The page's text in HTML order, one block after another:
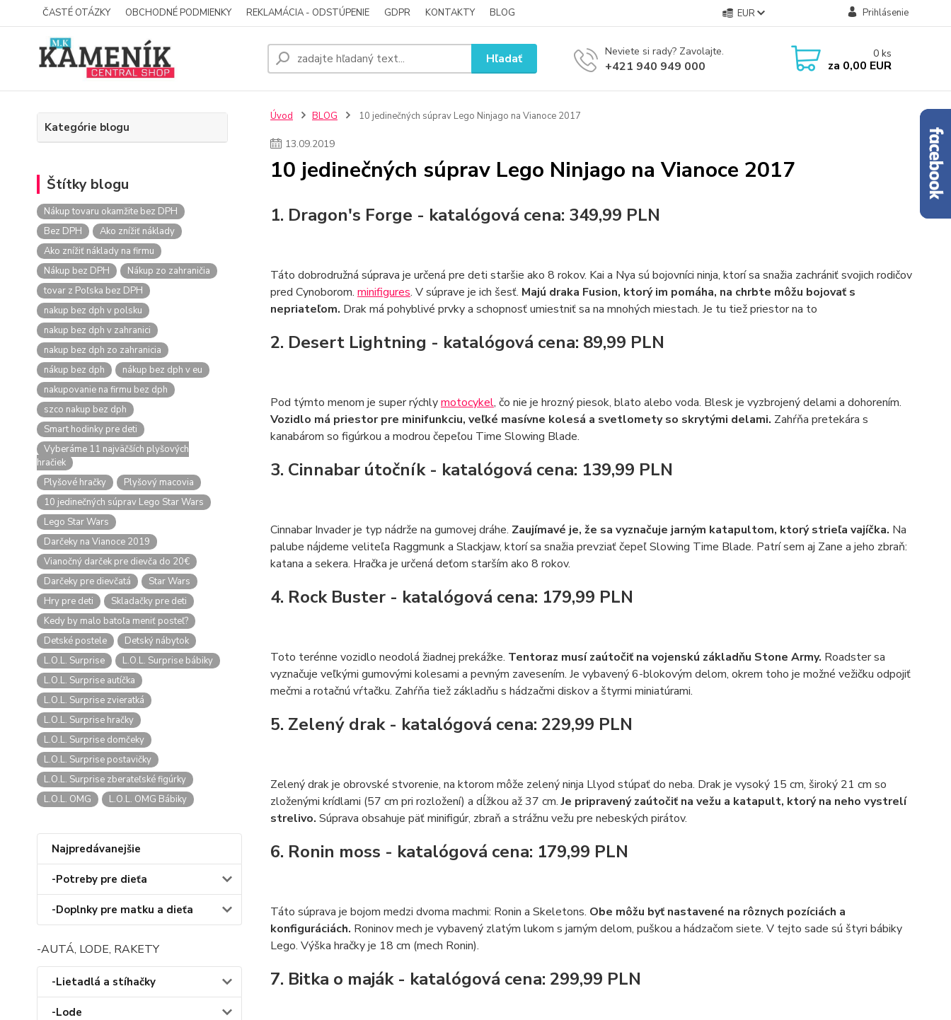
ČASTÉ OTÁZKY OBCHODNÉ PODMIENKY REKLAMÁCIA - ODSTÚPENIE GDPR KONTAKTY BLOG EUR Prihlásenie
Hľadať Neviete si rady? Zavolajte.
+421 940 949 000
0 ks
za 0,00 EUR
Kategórie blogu
Štítky blogu
Nákup tovaru okamžite bez DPH
Bez DPH
Ako znížiť náklady
Ako znížiť náklady na firmu
Nákup bez DPH
Nákup zo zahraničia
tovar z Poľska bez DPH
nakup bez dph v polsku
nakup bez dph v zahranici
nakup bez dph zo zahranicia
nákup bez dph
nákup bez dph v eu
nakupovanie na firmu bez dph
szco nakup bez dph
Smart hodinky pre deti
Vyberáme 11 najväčších plyšových
hračiek
Plyšové hračky
Plyšový macovia
10 jedinečných súprav Lego Star Wars
Lego Star Wars
Darčeky na Vianoce 2019
Vianočný darček pre dievča do 20€
Darčeky pre dievčatá
Star Wars
Hry pre deti
Skladačky pre deti
Kedy by malo batoľa meniť posteľ?
Detské postele
Detský nábytok
L.O.L. Surprise
L.O.L. Surprise bábiky
L.O.L. Surprise autíčka
L.O.L. Surprise zvieratká
L.O.L. Surprise hračky
L.O.L. Surprise domčeky
L.O.L. Surprise postavičky
L.O.L. Surprise zberateľské figúrky
L.O.L. OMG
L.O.L. OMG Bábiky
Najpredávanejšie
-Potreby pre dieťa
-Doplnky pre matku a dieťa
-AUTÁ, LODE, RAKETY
-Lietadlá a stíhačky
-Lode
Úvod BLOG 10 jedinečných súprav Lego Ninjago na Vianoce 2017
13.09.2019
10 jedinečných súprav Lego Ninjago na Vianoce 2017
1. Dragon's Forge - katalógová cena: 349,99 PLN
Táto dobrodružná súprava je určená pre deti staršie ako 8 rokov. Kai a Nya sú bojovníci ninja, ktorí sa snažia zachrániť svojich rodičov
pred Cynoborom. minifigures. V súprave je ich šesť. Majú draka Fusion, ktorý im pomáha, na chrbte môžu bojovať s
nepriateľom. Drak má pohyblivé prvky a schopnosť umiestniť sa na mnohých miestach. Je tu tiež priestor na to
2. Desert Lightning - katalógová cena: 89,99 PLN
Pod týmto menom je super rýchlymotocykel, čo nie je hrozný piesok, blato alebo voda. Blesk je vyzbrojený delami a dohorením.
Vozidlo má priestor pre minifunkciu, veľké masívne kolesá a svetlomety so skrytými delami. Zahŕňa pretekára s
kanabárom so figúrkou a modrou čepeľou Time Slowing Blade.
3. Cinnabar útočník - katalógová cena: 139,99 PLN
Cinnabar Invader je typ nádrže na gumovej dráhe. Zaujímavé je, že sa vyznačuje jarným katapultom, ktorý strieľa vajíčka. Na
palube nájdeme veliteľa Raggmunk a Slackjaw, ktorí sa snažia prevziať čepeľ Slowing Time Blade. Patrí sem aj Zane a jeho zbraň:
katana a sekera. Hračka je určená deťom starším ako 8 rokov.
4. Rock Buster - katalógová cena: 179,99 PLN
Toto terénne vozidlo neodolá žiadnej prekážke. Tentoraz musí zaútočiť na vojenskú základňu Stone Army. Roadster sa
vyznačuje veľkými gumovými kolesami a pevným zavesením. Je vybavený 6-blokovým delom, okrem toho je možné vežičku odpojiť
mečmi a rotačnú vŕtačku. Zahŕňa tiež základňu s hádzačmi diskov a štyrmi miniatúrami.
5. Zelený drak - katalógová cena: 229,99 PLN
Zelený drak je obrovské stvorenie, na ktorom môže zelený ninja Llyod stúpať do neba. Drak je vysoký 15 cm, široký 21 cm so
zloženými krídlami (57 cm pri rozložení) a dĺžkou až 37 cm.Je pripravený zaútočiť na vežu a katapult, ktorý na neho vystrelí
strelivo. Súprava obsahuje päť minifigúr, zbraň a strážnu vežu pre nebeských pirátov.
6. Ronin moss - katalógová cena: 179,99 PLN
Táto súprava je bojom medzi dvoma machmi: Ronin a Skeletons. Obe môžu byť nastavené na rôznych pozíciách a
konfiguráciách. Roninov mech je vybavený zlatým lukom s jarným delom, puškou a hádzačom siete. V tejto sade sú štyri bábiky
Lego. Výška hračky je 18 cm (mech Ronin).
7. Bitka o maják - katalógová cena: 299,99 PLN